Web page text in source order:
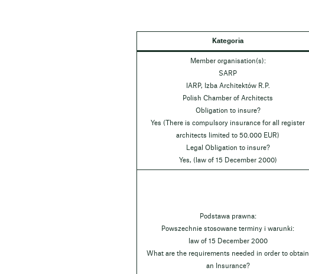
Kategoria
Member organisation(s):
SARP
IARP, Izba Architektów R.P.
Polish Chamber of Architects
Obligation to insure?
Yes (There is compulsory insurance for all register
architects limited to 50.000 EUR)
Legal Obligation to insure?
Yes, (law of 15 December 2000)
Podstawa prawna:
Powszechnie stosowane terminy i warunki:
law of 15 December 2000
What are the requirements needed in order to obtain
an Insurance?